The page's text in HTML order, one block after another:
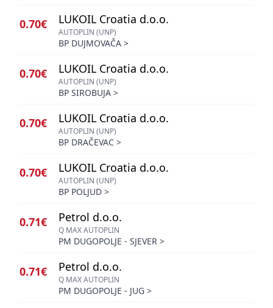
0.70€ LUKOIL Croatia d.o.o.
AUTOPLIN (UNP)
BP DUJMOVAČA >
0.70€ LUKOIL Croatia d.o.o.
AUTOPLIN (UNP)
BP SIROBUJA >
0.70€ LUKOIL Croatia d.o.o.
AUTOPLIN (UNP)
BP DRAČEVAC >
0.70€ LUKOIL Croatia d.o.o.
AUTOPLIN (UNP)
BP POLJUD >
0.71€ Petrol d.o.o.
Q MAX AUTOPLIN
PM DUGOPOLJE - SJEVER >
0.71€ Petrol d.o.o.
Q MAX AUTOPLIN
PM DUGOPOLJE - JUG >